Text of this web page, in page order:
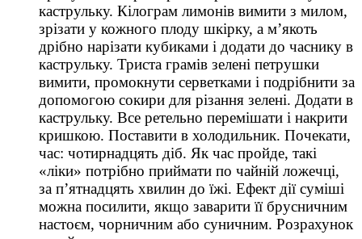
каструльку. Кілограм лимонів вимити з милом,
зрізати у кожного плоду шкірку, а м’якоть
дрібно нарізати кубиками і додати до часнику в
каструльку. Триста грамів зелені петрушки
вимити, промокнути серветками і подрібнити за
допомогою сокири для різання зелені. Додати в
каструльку. Все ретельно перемішати і накрити
кришкою. Поставити в холодильник. Почекати,
час: чотирнадцять діб. Як час пройде, такі
«ліки» потрібно приймати по чайній ложечці,
за п’ятнадцять хвилин до їжі. Ефект дії суміші
можна посилити, якщо заварити її брусничним
настоєм, чорничним або суничним. Розрахунок